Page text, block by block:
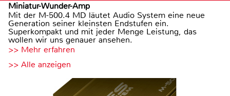
Miniatur-Wunder-Amp
Mit der M-500.4 MD läutet Audio System eine neue
Generation seiner kleinsten Endstufen ein.
Superkompakt und mit jeder Menge Leistung, das
wollen wir uns genauer ansehen.
>> Mehr erfahren
>> Alle anzeigen